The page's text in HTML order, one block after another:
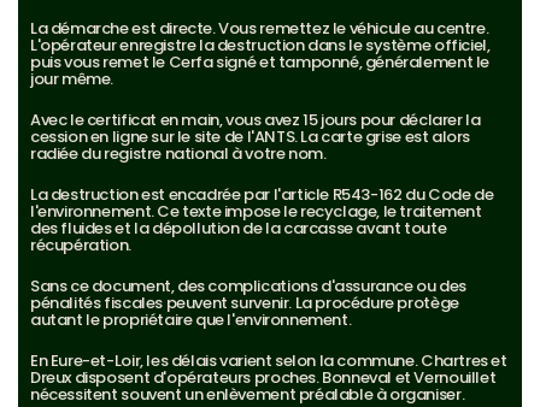
La démarche est directe. Vous remettez le véhicule au centre.
L'opérateur enregistre la destruction dans le système officiel,
puis vous remet le Cerfa signé et tamponné, généralement le
jour même.
Avec le certificat en main, vous avez 15 jours pour déclarer la
cession en ligne sur le site de l'ANTS. La carte grise est alors
radiée du registre national à votre nom.
La destruction est encadrée par l'article R543-162 du Code de
l'environnement. Ce texte impose le recyclage, le traitement
des fluides et la dépollution de la carcasse avant toute
récupération.
Sans ce document, des complications d'assurance ou des
pénalités fiscales peuvent survenir. La procédure protège
autant le propriétaire que l'environnement.
En Eure-et-Loir, les délais varient selon la commune. Chartres et
Dreux disposent d'opérateurs proches. Bonneval et Vernouillet
nécessitent souvent un enlèvement préalable à organiser.